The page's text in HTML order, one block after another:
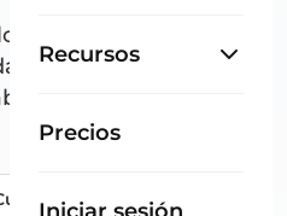
Recursos
Precios
para tu personal en
geolocalizadas,
y planificación